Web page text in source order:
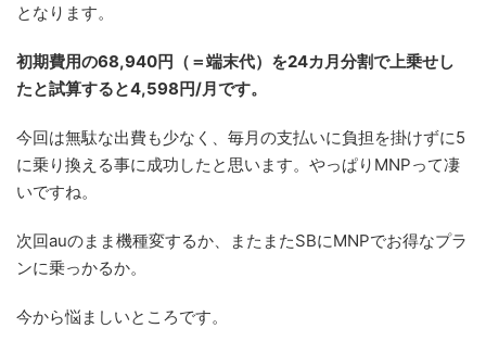
となります。
初期費用の68,940円（＝端末代）を24カ月分割で上乗せし
たと試算すると4,598円/月です。
今回は無駄な出費も少なく、毎月の支払いに負担を掛けずに5
に乗り換える事に成功したと思います。やっぱりMNPって凄
いですね。
次回auのまま機種変するか、またまたSBにMNPでお得なプラ
ンに乗っかるか。
今から悩ましいところです。